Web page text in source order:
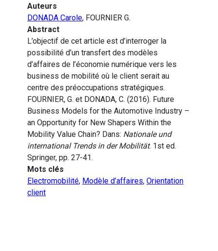
Auteurs
DONADA Carole, FOURNIER G.
Abstract
L’objectif de cet article est d’interroger la
possibilité d’un transfert des modèles
d’affaires de l’économie numérique vers les
business de mobilité où le client serait au
centre des préoccupations stratégiques.
FOURNIER, G. et DONADA, C. (2016). Future
Business Models for the Automotive Industry –
an Opportunity for New Shapers Within the
Mobility Value Chain? Dans: Nationale und
international Trends in der Mobilität. 1st ed.
Springer, pp. 27-41.
Mots clés
Electromobilité, Modèle d’affaires, Orientation
client